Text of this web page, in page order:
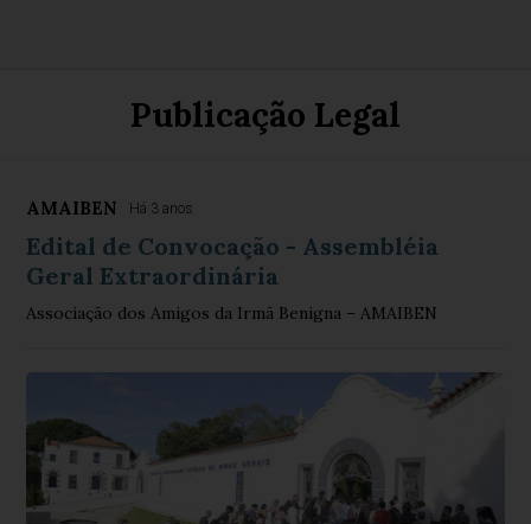
Publicação Legal
AMAIBEN Há 3 anos
Edital de Convocação - Assembléia
Geral Extraordinária
Associação dos Amigos da Irmã Benigna – AMAIBEN